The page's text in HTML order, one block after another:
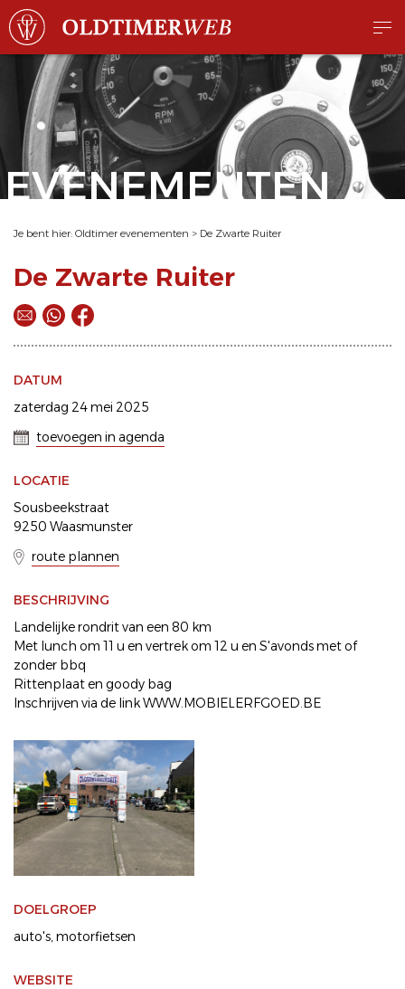
EVENEMENTEN
Je bent hier: Oldtimer evenementen > De Zwarte Ruiter
De Zwarte Ruiter
DATUM
zaterdag 24 mei 2025
toevoegen in agenda
LOCATIE
Sousbeekstraat
9250 Waasmunster
route plannen
BESCHRIJVING
Landelijke rondrit van een 80 km
Met lunch om 11 u en vertrek om 12 u en S'avonds met of
zonder bbq
Rittenplaat en goody bag
Inschrijven via de link WWW.MOBIELERFGOED.BE
DOELGROEP
auto's motorfietsen
WEBSITE